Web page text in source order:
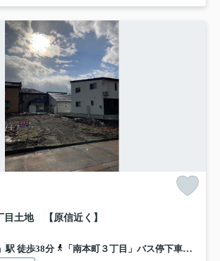
目土地 【原信近く】
駅 徒歩38分
「南本町３丁目」バス停下車 徒歩3分